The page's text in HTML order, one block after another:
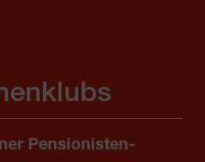
Pensionisten-